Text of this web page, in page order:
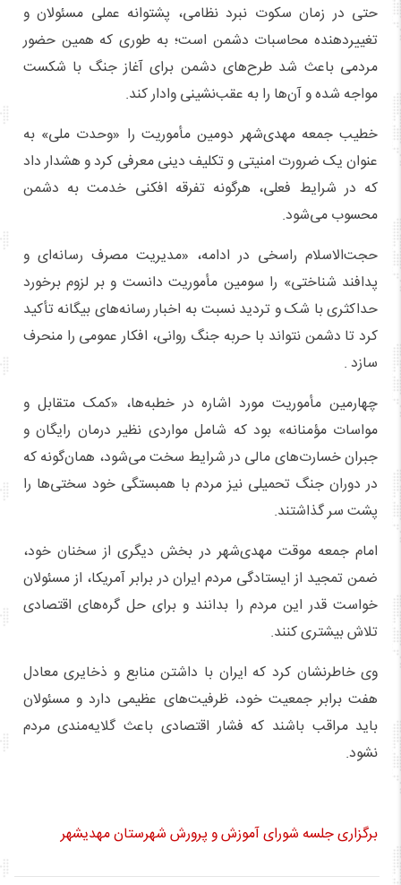
حتی در زمان سکوت نبرد نظامی، پشتوانه عملی مسئولان و
تغییردهنده محاسبات دشمن است؛ به طوری که همین حضور
مردمی باعث شد طرح‌های دشمن برای آغاز جنگ با شکست
مواجه شده و آن‌ها را به عقب‌نشینی وادار کند.
خطیب جمعه مهدی‌شهر دومین مأموریت را «وحدت ملی» به
عنوان یک ضرورت امنیتی و تکلیف دینی معرفی کرد و هشدار داد
که در شرایط فعلی، هرگونه تفرقه افکنی خدمت به دشمن
محسوب می‌شود.
حجت‌الاسلام راسخی در ادامه، «مدیریت مصرف رسانه‌ای و
پدافند شناختی» را سومین مأموریت دانست و بر لزوم برخورد
حداکثری با شک و تردید نسبت به اخبار رسانه‌های بیگانه تأکید
کرد تا دشمن نتواند با حربه جنگ روانی، افکار عمومی را منحرف
سازد .
چهارمین مأموریت مورد اشاره در خطبه‌ها، «کمک متقابل و
مواسات مؤمنانه» بود که شامل مواردی نظیر درمان رایگان و
جبران خسارت‌های مالی در شرایط سخت می‌شود، همان‌گونه که
در دوران جنگ تحمیلی نیز مردم با همبستگی خود سختی‌ها را
پشت سر گذاشتند.
امام جمعه موقت مهدی‌شهر در بخش دیگری از سخنان خود،
ضمن تمجید از ایستادگی مردم ایران در برابر آمریکا، از مسئولان
خواست قدر این مردم را بدانند و برای حل گره‌های اقتصادی
تلاش بیشتری کنند.
وی خاطرنشان کرد که ایران با داشتن منابع و ذخایری معادل
هفت برابر جمعیت خود، ظرفیت‌های عظیمی دارد و مسئولان
باید مراقب باشند که فشار اقتصادی باعث گلایه‌مندی مردم
نشود.
برگزاری جلسه شورای آموزش و پرورش شهرستان مهدیشهر